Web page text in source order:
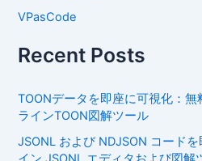
VPasCode
Recent Posts
TOONデータを即座に可視化：
ラインTOON図解ツール
JSONL および NDJSON コード